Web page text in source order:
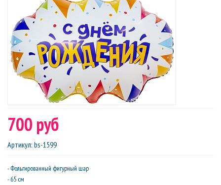
700 руб
Артикул: bs-1599
- Фольгированный фигурный шар
- 65 см